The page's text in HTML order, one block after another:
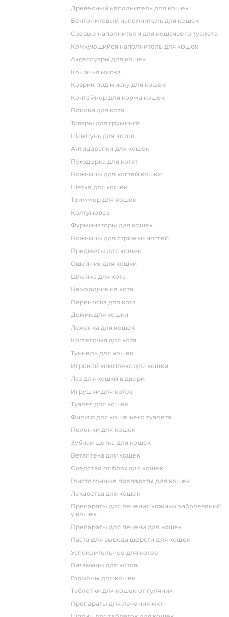
древесный наполнитель для кошек
бентонитовый наполнитель для кошек
соевые наполнители для кошачьего туалета
комкующийся наполнитель для кошек
аксессуары для кошек
кошачья миска
коврик под миску для кошек
контейнер для корма кошек
поилка для кота
товары для груминга
шампунь для котов
антицарапки для кошек
пуходерка для котят
ножницы для когтей кошки
щетка для кошек
триммер для кошек
колтунорез
фурминаторы для кошек
ножницы для стрижки ногтей
предметы для кошек
ошейник для кошки
шлейка для кота
намордник на кота
переноска для кота
домик для кошки
лежанка для кошек
когтеточка для кота
туннель для кошек
игровой комплекс для кошки
лаз для кошки в двери
игрушки для котов
туалет для кошек
фильтр для кошачьего туалета
пеленки для кошек
зубная щетка для кошек
ветаптека для кошек
средство от блох для кошек
глистогонные препараты для кошек
лекарства для кошек
препараты для лечения кожных заболеваний
у кошек
препараты для печени для кошек
паста для вывода шерсти для кошек
успокоительное для котов
витамины для котов
гормоны для кошек
таблетки для кошек от гуляния
препараты для лечения жкт